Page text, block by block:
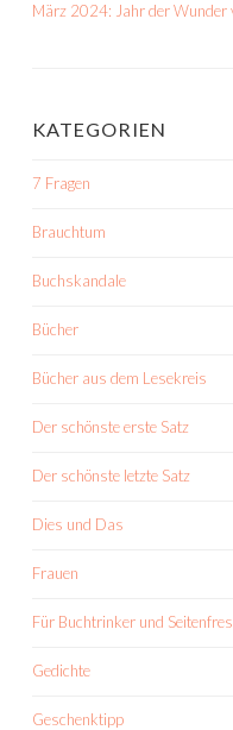
März 2024: Jahr der Wunder
KATEGORIEN
7 Fragen
Brauchtum
Buchskandale
Bücher
Bücher aus dem Lesekreis
Der schönste erste Satz
Der schönste letzte Satz
Dies und Das
Frauen
Für Buchtrinker und
Gedichte
Geschenktipp